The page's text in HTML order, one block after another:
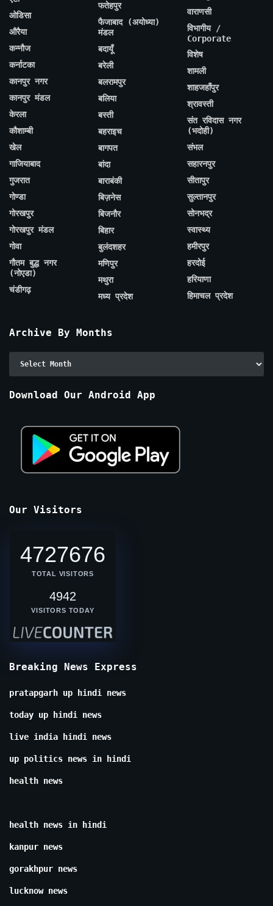
ओडिसा
औरैया
कन्नौज
कर्नाटका
कानपुर नगर
कानपुर मंडल
केरला
कौशाम्बी
खेल
गाजियाबाद
गुजरात
गोण्डा
गोरखपुर
गोरखपुर मंडल
गोवा
गौतम बुद्ध नगर
(नोएडा)
चंडीगढ़
फतेहपुर
फैजाबाद (अयोध्या)
मंडल
बदायूँ
बरेली
बलरामपुर
बलिया
बस्ती
बहराइच
बागपत
बांदा
बाराबंकी
बिज़नेस
बिजनौर
बिहार
बुलंदशहर
मणिपुर
मथुरा
मध्य प्रदेश
वाराणसी
विभागीय /
Corporate
विशेष
शामली
शाहजहाँपुर
श्रावस्ती
संत रविदास नगर
(भदोही)
संभल
सहारनपुर
सीतापुर
सुल्तानपुर
सोनभद्र
स्वास्थ्य
हमीरपुर
हरदोई
हरियाणा
हिमाचल प्रदेश
Archive By Months
Download Our Android App
Our Visitors
4727676
TOTAL VISITORS
4942
VISITORS TODAY
Breaking News Express
pratapgarh up hindi news
today up hindi news
live india hindi news
up politics news in hindi
health news
health news in hindi
kanpur news
gorakhpur news
lucknow news